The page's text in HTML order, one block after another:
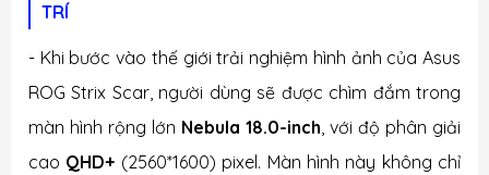
TRÍ
- Khi bước vào thế giới trải nghiệm hình ảnh của Asus
ROG Strix Scar, người dùng sẽ được chìm đắm trong
màn hình rộng lớn Nebula 18.0-inch, với độ phân giải
cao QHD+ (2560*1600) pixel. Màn hình này không chỉ